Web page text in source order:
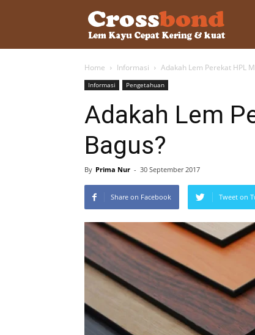
–
Lem
Vinyl
Home Informasi Adakah Lem Perekat HPL
Informasi Pengetahuan
Adakah Lem
Bagus?
By Prima Nur - 30 September 2017
Share on Facebook Tweet on